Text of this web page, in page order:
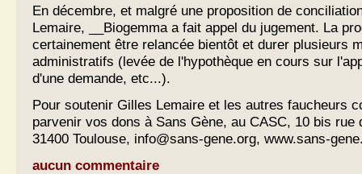
En décembre, et malgré une proposition de
Lemaire, __Biogemma a fait appel du jugement. La
certainement être relancée bientôt et durer plusieurs
administratifs (levée de l'hypothèque en cours sur
d'une demande, etc...).
Pour soutenir Gilles Lemaire et les autres faucheurs
parvenir vos dons à Sans Gène, au CASC, 10 bis rue
31400 Toulouse, info@sans-gene.org, www.sans-
aucun commentaire